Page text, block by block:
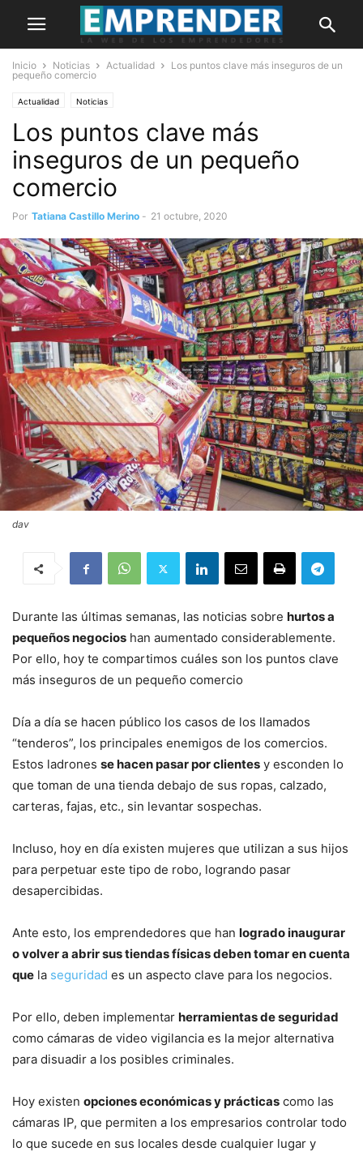
Inicio Noticias Actualidad
Los puntos clave más inseguros de un
pequeño comercio
Actualidad Noticias
Los puntos clave más
inseguros de un pequeño
comercio
Por Tatiana Castillo Merino - 21 octubre, 2020
dav
Durante las últimas semanas, las noticias sobre hurtos a
pequeños negocios han aumentado considerablemente.
Por ello, hoy te compartimos cuáles son los puntos clave
más inseguros de un pequeño comercio
Día a día se hacen público los casos de los llamados
“tenderos”, los principales enemigos de los comercios.
Estos ladrones se hacen pasar por clientes y esconden lo
que toman de una tienda debajo de sus ropas, calzado,
carteras, fajas, etc., sin levantar sospechas.
Incluso, hoy en día existen mujeres que utilizan a sus hijos
para perpetuar este tipo de robo, logrando pasar
desapercibidas.
Ante esto, los emprendedores que han logrado inaugurar
o volver a abrir sus tiendas físicas deben tomar en cuenta
que la seguridad es un aspecto clave para los negocios.
Por ello, deben implementar herramientas de seguridad
como cámaras de video vigilancia es la mejor alternativa
para disuadir a los posibles criminales.
Hoy existen opciones económicas y prácticas como las
cámaras IP, que permiten a los empresarios controlar todo
lo que sucede en sus locales desde cualquier lugar y